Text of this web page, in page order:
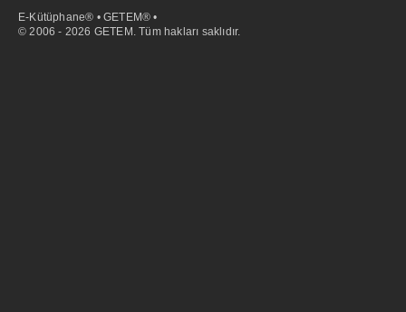
E-Kütüphane® • GETEM® •
© 2006 - 2026 GETEM. Tüm hakları saklıdır.